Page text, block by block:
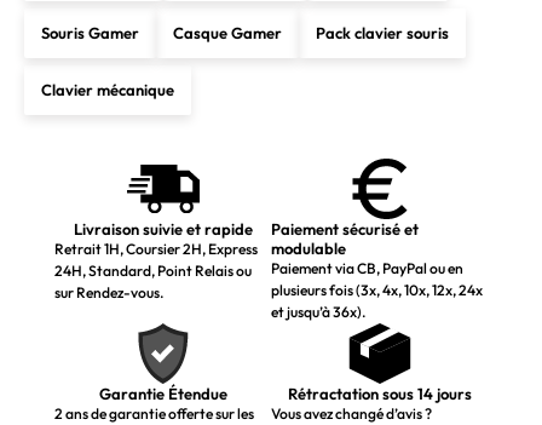
Souris Gamer Casque Gamer Pack clavier souris
Clavier mécanique
Livraison suivie et rapide
Retrait 1H, Coursier 2H, Express
24H, Standard, Point Relais ou
sur Rendez-vous.
Paiement sécurisé et
modulable
Paiement via CB, PayPal ou en
plusieurs fois (3x, 4x, 10x, 12x, 24x
et jusqu’à 36x).
Garantie Étendue
2 ans de garantie offerte sur les
Rétractation sous 14 jours
Vous avez changé d’avis ?